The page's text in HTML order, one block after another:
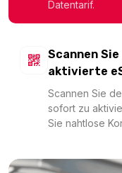
1 GB - 7 days
1 GB - 7 days
Datentarif.
Scannen
aktivierte
Scannen Sie
sofort zu
Sie nahtlose